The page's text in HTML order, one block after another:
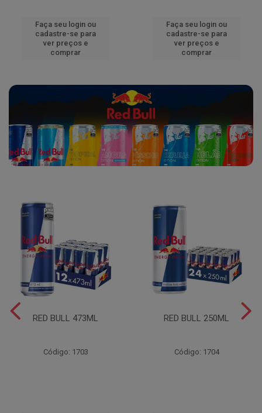
Faça seu login ou
cadastre-se para
ver preços e
comprar
Faça seu login ou
cadastre-se para
ver preços e
comprar
RED BULL 473ML
Código: 1703
RED BULL 250ML
Código: 1704